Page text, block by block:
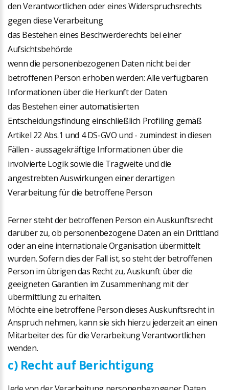
den Verantwortlichen oder eines Widerspruchsrechts
gegen diese Verarbeitung
das Bestehen eines Beschwerderechts bei einer
Aufsichtsbehörde
wenn die personenbezogenen Daten nicht bei der
betroffenen Person erhoben werden: Alle verfügbaren
Informationen über die Herkunft der Daten
das Bestehen einer automatisierten
Entscheidungsfindung einschließlich Profiling gemäß
Artikel 22 Abs.1 und 4 DS-GVO und - zumindest in diesen
Fällen - aussagekräftige Informationen über die
involvierte Logik sowie die Tragweite und die
angestrebten Auswirkungen einer derartigen
Verarbeitung für die betroffene Person
Ferner steht der betroffenen Person ein Auskunftsrecht
darüber zu, ob personenbezogene Daten an ein Drittland
oder an eine internationale Organisation übermittelt
wurden. Sofern dies der Fall ist, so steht der betroffenen
Person im übrigen das Recht zu, Auskunft über die
geeigneten Garantien im Zusammenhang mit der
übermittlung zu erhalten.
Möchte eine betroffene Person dieses Auskunftsrecht in
Anspruch nehmen, kann sie sich hierzu jederzeit an einen
Mitarbeiter des für die Verarbeitung Verantwortlichen
wenden.
c) Recht auf Berichtigung